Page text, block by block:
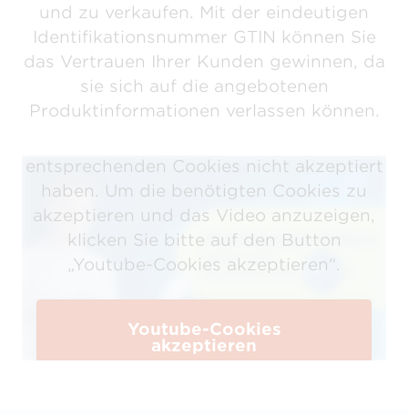
und zu verkaufen. Mit der eindeutigen
Identifikationsnummer GTIN können Sie
das Vertrauen Ihrer Kunden gewinnen, da
sie sich auf die angebotenen
Produktinformationen verlassen können.
Dieses Youtube-Video kann nicht
entsprechenden Cookies nicht akzeptiert
haben. Um die benötigten Cookies zu
akzeptieren und das Video anzuzeigen,
klicken Sie bitte auf den Button
„Youtube-Cookies akzeptieren“.
Youtube-Cookies
akzeptieren